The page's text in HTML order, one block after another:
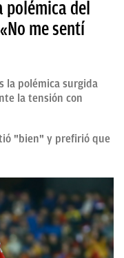
del
me sentí
la polémica surgida
la tensión con
"bien" y prefirió que